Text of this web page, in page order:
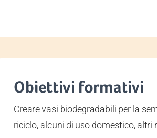
Obiettivi formativi
Creare vasi biodegradabili per la
riciclo, alcuni di uso domestico, altri